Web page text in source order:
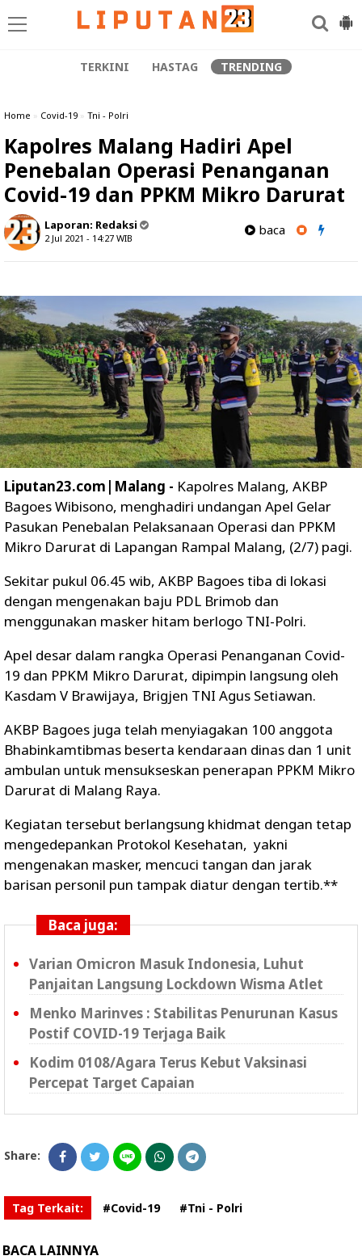
TERKINI HASTAG TRENDING
Home » Covid-19 » Tni - Polri
Kapolres Malang Hadiri Apel
Penebalan Operasi Penanganan
Covid-19 dan PPKM Mikro Darurat
Laporan: Redaksi
2 Jul 2021 - 14:27 WIB
baca
Liputan23.com|Malang - Kapolres Malang, AKBP
Bagoes Wibisono, menghadiri undangan Apel Gelar
Pasukan Penebalan Pelaksanaan Operasi dan PPKM
Mikro Darurat di Lapangan Rampal Malang, (2/7) pagi.
Sekitar pukul 06.45 wib, AKBP Bagoes tiba di lokasi
dengan mengenakan baju PDL Brimob dan
menggunakan masker hitam berlogo TNI-Polri.
Apel desar dalam rangka Operasi Penanganan Covid-
19 dan PPKM Mikro Darurat, dipimpin langsung oleh
Kasdam V Brawijaya, Brigjen TNI Agus Setiawan.
AKBP Bagoes juga telah menyiagakan 100 anggota
Bhabinkamtibmas beserta kendaraan dinas dan 1 unit
ambulan untuk mensukseskan penerapan PPKM Mikro
Darurat di Malang Raya.
Kegiatan tersebut berlangsung khidmat dengan tetap
mengedepankan Protokol Kesehatan, yakni
mengenakan masker, mencuci tangan dan jarak
barisan personil pun tampak diatur dengan tertib.**
Baca juga:
Varian Omicron Masuk Indonesia, Luhut
Panjaitan Langsung Lockdown Wisma Atlet
Menko Marinves : Stabilitas Penurunan Kasus
Postif COVID-19 Terjaga Baik
Kodim 0108/Agara Terus Kebut Vaksinasi
Percepat Target Capaian
Share:
Tag Terkait: #Covid-19 #Tni - Polri
BACA LAINNYA